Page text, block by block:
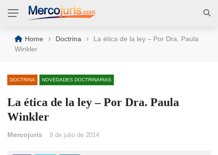
Home › Doctrina ›
La ética de la ley – Por Dra. Paula
Winkler
DOCTRINA NOVEDADES DOCTRINARIAS
La ética de la ley – Por Dra. Paula
Winkler
Mercojuris 9 de julio de 2014